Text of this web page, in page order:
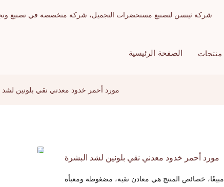
شركة ثينسن لتصنيع مستحضرات التجميل، شركة متخصصة في تصنيع وتجارة
الصفحة الرئيسية منتجات
مورد أحمر خدود معدني نقي بلونين لشد
مورد أحمر خدود معدني نقي بلونين لشد البشرة
لعام 2022 ذات اللونين الأكثر مبيعًا، خصائص المنتج هي معادن نقية، مضغوطة ومعبأة